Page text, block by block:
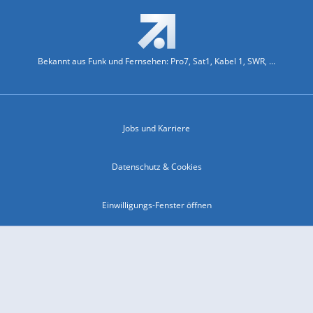
Bekannt aus Funk und Fernsehen: Pro7, Sat1, Kabel 1, SWR, ...
Jobs und Karriere
Datenschutz & Cookies
Einwilligungs-Fenster öffnen